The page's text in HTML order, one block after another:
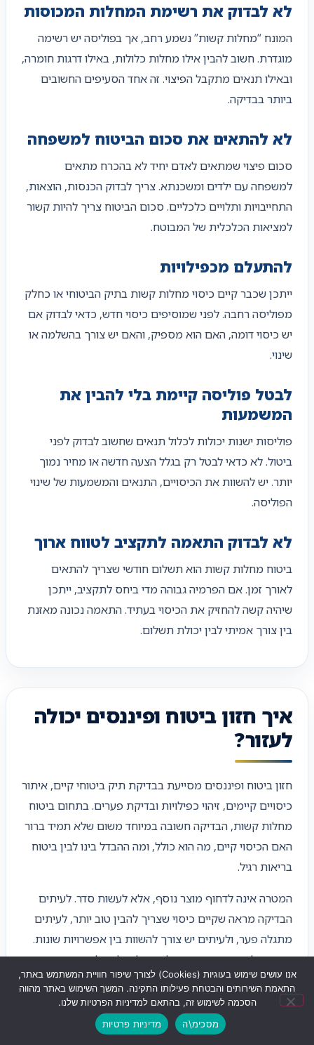
לא לבדוק את רשימת המחלות המכוסות
המונח “מחלות קשות” נשמע רחב, אך בפוליסה יש רשימה
מוגדרת. חשוב להבין אילו מחלות כלולות, באילו דרגות חומרה,
ובאילו תנאים מתקבל הפיצוי. זה אחד הסעיפים החשובים
ביותר בבדיקה.
לא להתאים את סכום הביטוח למשפחה
סכום פיצוי שמתאים לאדם יחיד לא בהכרח מתאים
למשפחה עם ילדים ומשכנתא. צריך לבדוק הכנסות, הוצאות,
התחייבויות ותלויים כלכליים. סכום הביטוח צריך להיות קשור
למציאות הכלכלית של המבוטח.
להתעלם מכפילויות
ייתכן שכבר קיים כיסוי מחלות קשות בתיק הביטוחי או כחלק
מפוליסה רחבה. לפני שמוסיפים כיסוי חדש, כדאי לבדוק אם
יש כיסוי דומה, האם הוא מספיק, והאם יש צורך בהשלמה או
שינוי.
לבטל פוליסה קיימת בלי להבין את
המשמעות
פוליסות ישנות יכולות לכלול תנאים שחשוב לבדוק לפני
ביטול. לא כדאי לבטל רק בגלל הצעה חדשה או מחיר נמוך
יותר. יש להשוות את הכיסויים, התנאים והמשמעות של שינוי
הפוליסה.
לא לבדוק התאמה לתקציב לטווח ארוך
ביטוח מחלות קשות הוא תשלום חודשי שצריך להתאים
לאורך זמן. אם הפרמיה גבוהה מדי ביחס לתקציב, ייתכן
שיהיה קשה להחזיק את הכיסוי בעתיד. התאמה נכונה מאזנת
בין צורך אמיתי לבין יכולת תשלום.
איך חזון ביטוח ופיננסים יכולה
לעזור?
חזון ביטוח ופיננסים מסייעת בבדיקת תיק ביטוחי קיים, איתור
כיסויים קיימים, זיהוי כפילויות ובדיקת פערים. בתחום ביטוח
מחלות קשות, הבדיקה חשובה במיוחד משום שלא תמיד ברור
האם הכיסוי קיים, מה הוא כולל, ומה ההבדל בינו לבין ביטוח
בריאות רגיל.
המטרה אינה לדחוף מוצר נוסף, אלא לעשות סדר. לעיתים
הבדיקה מראה שקיים כיסוי שצריך להבין טוב יותר, לעיתים
מתגלה פער, ולעיתים יש צורך להשוות בין אפשרויות שונות.
כאשר כל התמונה ברורה, קל יותר לקבל החלטה שמתאימה
למצב האישי והמשפחתי.
דרך חזון ביטוח ופיננסיםניתן לבחון את הנושא כחלק
ממערך ביטוחים רחב, כולל ביטוח מחלות קשות
לחצו לחיוג
אנו עושים שימוש בעוגיות (Cookies) לצורך שיפור חוויית המשתמש באתר,
התאמת השירותים והבטחת פעילותו התקינה. המשך השימוש באתר מהווה
הסכמה לשימוש זה, בהתאם למדיניות הפרטיות שלנו.
מסכימ\ה
מדיניות פרטיות